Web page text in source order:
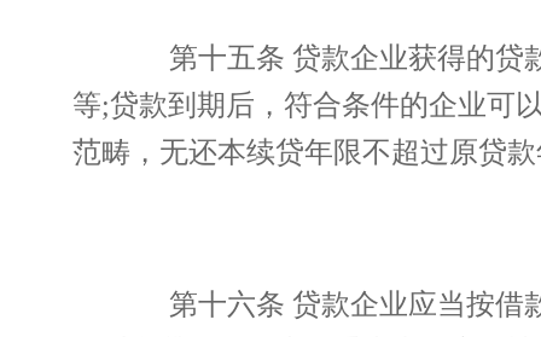
第十五条 贷款企业获得的贷款
等;贷款到期后，符合条件的企业可
范畴，无还本续贷年限不超过原贷
第十六条 贷款企业应当按借款